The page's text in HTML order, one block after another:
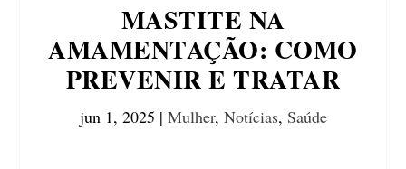
MASTITE NA
AMAMENTAÇÃO: COMO
PREVENIR E TRATAR
jun 1, 2025 | Mulher, Notícias, Saúde